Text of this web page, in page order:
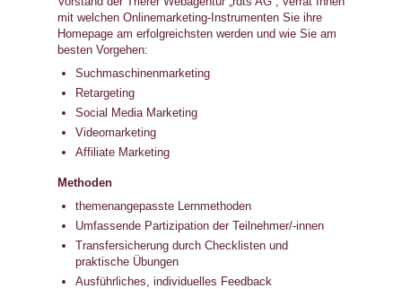
mit welchen Onlinemarketing-Instrumenten Sie ihre
Homepage am erfolgreichsten werden und wie Sie am
besten Vorgehen:
Suchmaschinenmarketing
Retargeting
Social Media Marketing
Videomarketing
Affiliate Marketing
Methoden
themenangepasste Lernmethoden
Umfassende Partizipation der Teilnehmer/-innen
Transfersicherung durch Checklisten und
praktische Übungen
Ausführliches, individuelles Feedback